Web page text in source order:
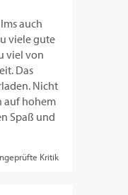
auch
viele gute
viel von
Das
Nicht
auf hohem
Spaß und
Kritik